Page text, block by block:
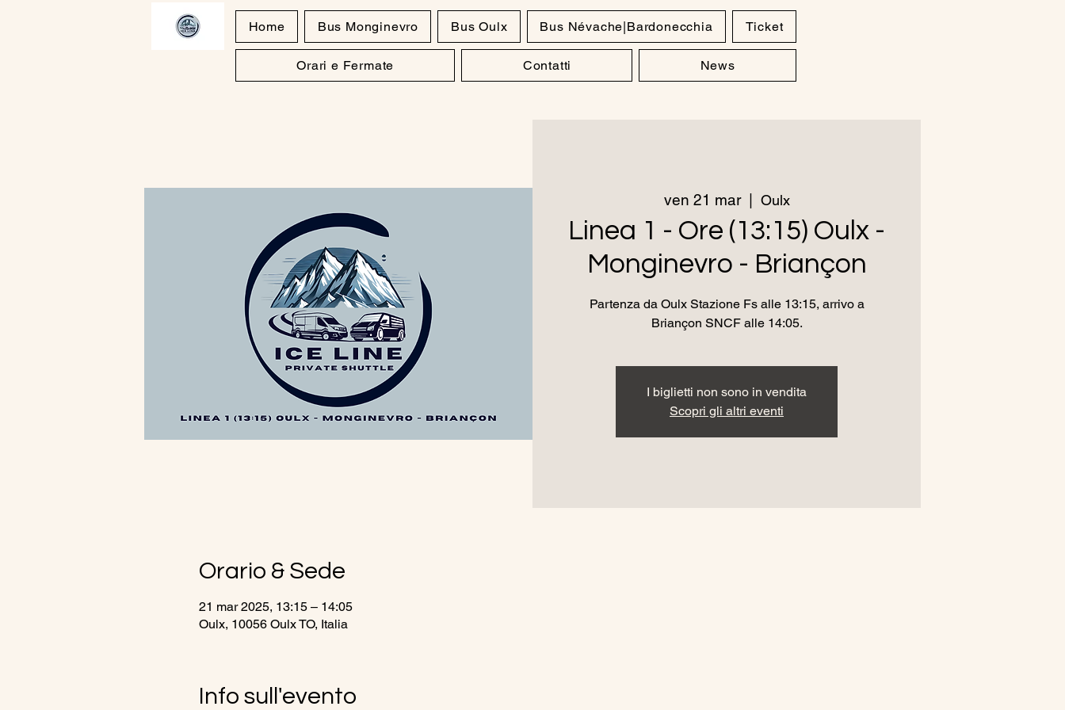
Home Bus Monginevro Bus Oulx Bus Névache|Bardonecchia Ticket
Orari e Fermate Contatti News
ven 21 mar
  |
Oulx
Linea 1 - Ore (13:15) Oulx -
Monginevro - Briançon
Partenza da Oulx Stazione Fs alle 13:15, arrivo a
Briançon SNCF alle 14:05.
I biglietti non sono in vendita
Scopri gli altri eventi
Orario & Sede
21 mar 2025, 13:15 – 14:05
Oulx, 10056 Oulx TO, Italia
Info sull'evento